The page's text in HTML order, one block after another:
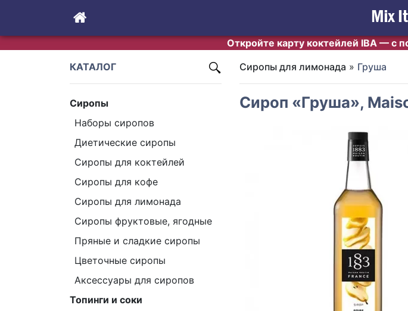
Откройте карту коктейлей IBA — с
КАТАЛОГ
Сиропы
Наборы сиропов
Диетические сиропы
Сиропы для коктейлей
Сиропы для кофе
Сиропы для лимонада
Cиропы фруктовые, ягодные
Пряные и сладкие сиропы
Цветочные сиропы
Аксессуары для сиропов
Топинги и соки
Сиропы для лимонада » Груша
Сироп «Груша»,